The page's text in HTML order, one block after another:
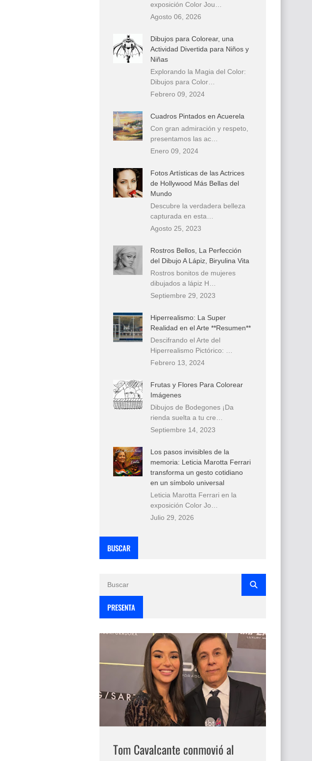
exposición Color Jou…
Agosto 06, 2026
Dibujos para Colorear, una
Actividad Divertida para Niños y
Niñas
Explorando la Magia del Color:
Dibujos para Color…
Febrero 09, 2024
Cuadros Pintados en Acuerela
Con gran admiración y respeto,
presentamos las ac…
Enero 09, 2024
Fotos Artísticas de las Actrices
de Hollywood Más Bellas del
Mundo
Descubre la verdadera belleza
capturada en esta…
Agosto 25, 2023
Rostros Bellos, La Perfección
del Dibujo A Lápiz, Biryulina Vita
Rostros bonitos de mujeres
dibujados a lápiz H…
Septiembre 29, 2023
Hiperrealismo: La Super
Realidad en el Arte **Resumen**
Descifrando el Arte del
Hiperrealismo Pictórico: …
Febrero 13, 2024
Frutas y Flores Para Colorear
Imágenes
Dibujos de Bodegones ¡Da
rienda suelta a tu cre…
Septiembre 14, 2023
Los pasos invisibles de la
memoria: Leticia Marotta Ferrari
transforma un gesto cotidiano
en un símbolo universal
Leticia Marotta Ferrari en la
exposición Color Jo…
Julio 29, 2026
BUSCAR
PRESENTA
Tom Cavalcante conmovió al